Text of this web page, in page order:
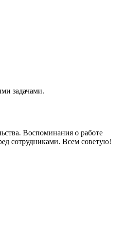
задачами.
Воспоминания о работе
сотрудниками. Всем советую!